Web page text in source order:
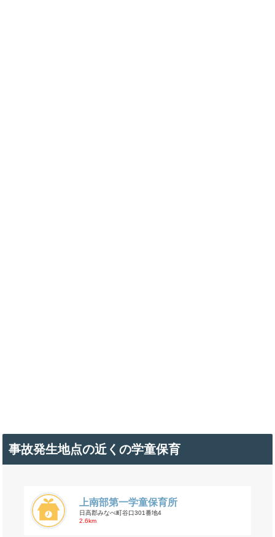
事故発生地点の近くの学童保育
上南部第一学童保育所
日高郡みなべ町谷口301番地4
2.6km